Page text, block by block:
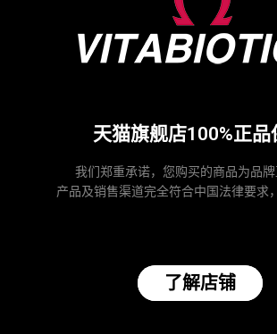
天猫旗舰店100%正品
我们郑重承诺，您购买的商品为品
产品及销售渠道完全符合中国法律要求
了解店铺